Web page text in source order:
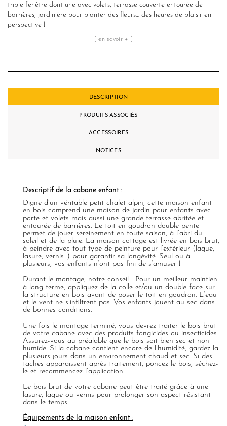
triple fenêtre dont une avec volets, terrasse couverte entourée de
barrières, jardinière pour planter des fleurs… des heures de plaisir en
perspective !
[ en savoir + ]
DESCRIPTION
PRODUITS ASSOCIÉS
ACCESSOIRES
NOTICES
Descriptif de la cabane enfant :
Digne d’un véritable petit chalet alpin, cette maison enfant
en bois comprend une maison de jardin pour enfants avec
porte et volets mais aussi une grande terrasse abritée et
entourée de barrières. Le toit en goudron double pente
permet de jouer sereinement en toute saison, à l’abri du
soleil et de la pluie. La maison cottage est livrée en bois brut,
à peindre avec tout type de peinture pour l’extérieur (laque,
lasure, vernis...) pour garantir sa longévité. Seul ou à
plusieurs, vos enfants n’ont pas fini de s’amuser !
Durant le montage, notre conseil : Pour un meilleur maintien
à long terme, appliquez de la colle et/ou un double face sur
la structure en bois avant de poser le toit en goudron. L’eau
et le vent ne s’infiltrent pas. Vos enfants jouent au sec dans
de bonnes conditions.
Une fois le montage terminé, vous devrez traiter le bois brut
de votre cabane avec des produits fongicides ou insecticides.
Assurez-vous au préalable que le bois soit bien sec et non
humide. Si la cabane contient encore de l’humidité, gardez-la
plusieurs jours dans un environnement chaud et sec. Si des
taches apparaissent après traitement, poncez le bois, séchez-
le et recommencez l’application.
Le bois brut de votre cabane peut être traité grâce à une
lasure, laque ou vernis pour prolonger son aspect résistant
dans le temps.
Équipements de la maison enfant :